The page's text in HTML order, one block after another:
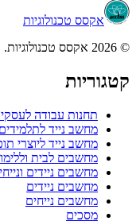
אקסס טכנולוגיות
© 2026 אקסס טכנולוגיות. כל הזכויות שמורות.
קטגוריות
תחנות עבודה
מחשב נייד
מחשב נייד ליוצרי
מחשבים לבית
מחשבים ניידים
מחשבים ניידים
מחשבים נייחים
מסכים